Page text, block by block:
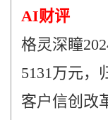
AI财评
格灵深瞳
5131万元，
客户信创改